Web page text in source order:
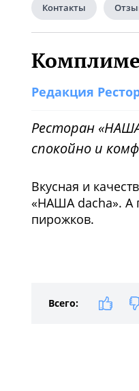
Контакты
Редакция
Ресторан
спокойно и
Вкусная и
«НАША dacha». А
пирожков.
Всего: